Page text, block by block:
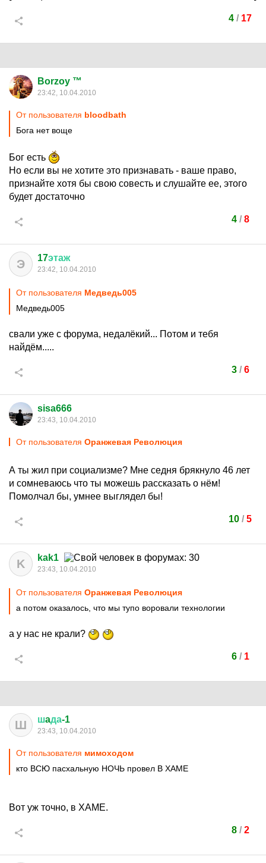
4 / 17
Borzoy ™
23:42, 10.04.2010
От пользователя bloodbath
Бога нет воще
Бог есть
Но если вы не хотите это признавать - ваше право,
признайте хотя бы свою совесть и слушайте ее, этого
будет достаточно
4/ 8
Э 17этаж
23:42, 10.04.2010
От пользователя Медведь005
Медведь005
свали уже с форума, недалёкий... Потом и тебя
найдём.....
3/ 6
sisa666
23:43, 10.04.2010
От пользователя Оранжевая Революция
А ты жил при социализме? Мне седня брякнуло 46 лет
и сомневаюсь что ты можешь рассказать о нём!
Помолчал бы, умнее выглядел бы!
10 / 5
K kak1
23:43, 10.04.2010
От пользователя Оранжевая Революция
а потом оказалось, что мы тупо воровали технологии
а у нас не крали?
6/ 1
Ш шaда-1
23:43, 10.04.2010
От пользователя мимоходом
кто ВСЮ пасхальную НОЧЬ провел В ХАМЕ
Вот уж точно, в ХАМЕ.
8/ 2